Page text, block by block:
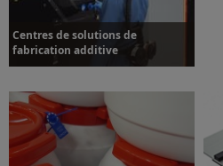
Centres de solutions de
fabrication additive
Plus d’informations